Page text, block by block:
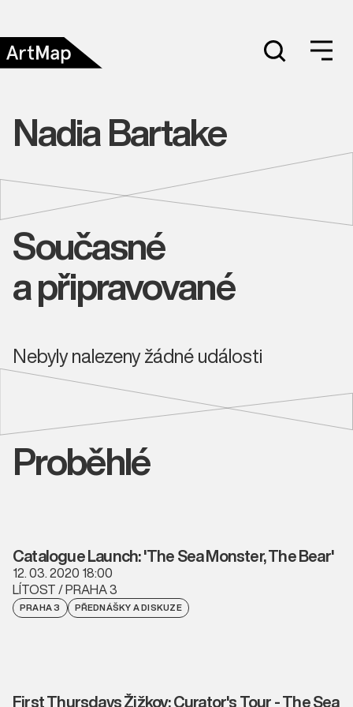
Nadia Bartake
Současné
a připravované
Nebyly nalezeny žádné události
Proběhlé
Catalogue Launch: 'The Sea Monster, The Bear'
12. 03. 2020 18:00
LÍTOST / PRAHA 3
PRAHA 3 PŘEDNÁŠKY A DISKUZE
First Thursdays Žižkov: Curator's Tour - The Sea